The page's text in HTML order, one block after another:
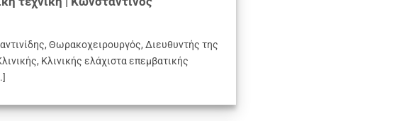
Θωρακοχειρουργός, Διευθυντής της
Κλινικής ελάχιστα επεμβατικής